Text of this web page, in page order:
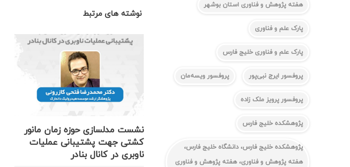
نوشته های مرتبط
نشست مدلسازی حوزه زمان مانور
کشتی جهت پشتیبانی عملیات
ناوبری در کانال بنادر
هفته پژوهش و فناوری استان بوشهر
پارک علم و فناوری
پارک علم و فناوری خلیج فارس
پروفسور ایرج نبی‌پور پروفسور ویسه‌مان
پروفسور پرویز ملک زاده
پژوهشکده خلیج فارس
پژوهشکده خلیج فارس، دانشگاه خلیج فارس،
هفته پژوهش و فناوری، هفته پژوهش و فناوری